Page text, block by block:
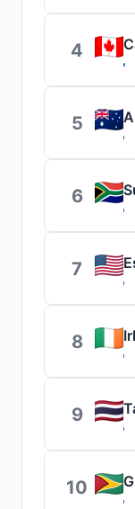
4
5
6
7
8
9
10